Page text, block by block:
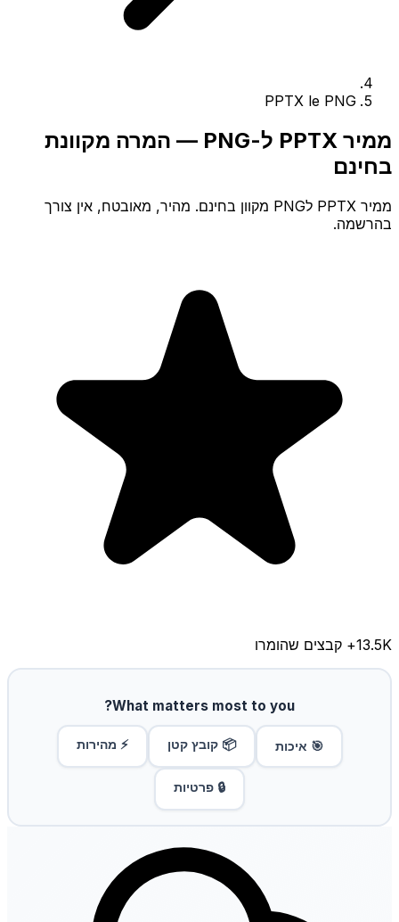
PPTX le PNG
ממיר PPTX ל-PNG — המרה מקוונת
בחינם
ממיר PPTX לPNG מקוון בחינם. מהיר, מאובטח, אין צורך
בהרשמה.
13.5K+ קבצים שהומרו
What matters most to you?
🎯 איכות 📦 קובץ קטן ⚡ מהירות
🔒 פרטיות